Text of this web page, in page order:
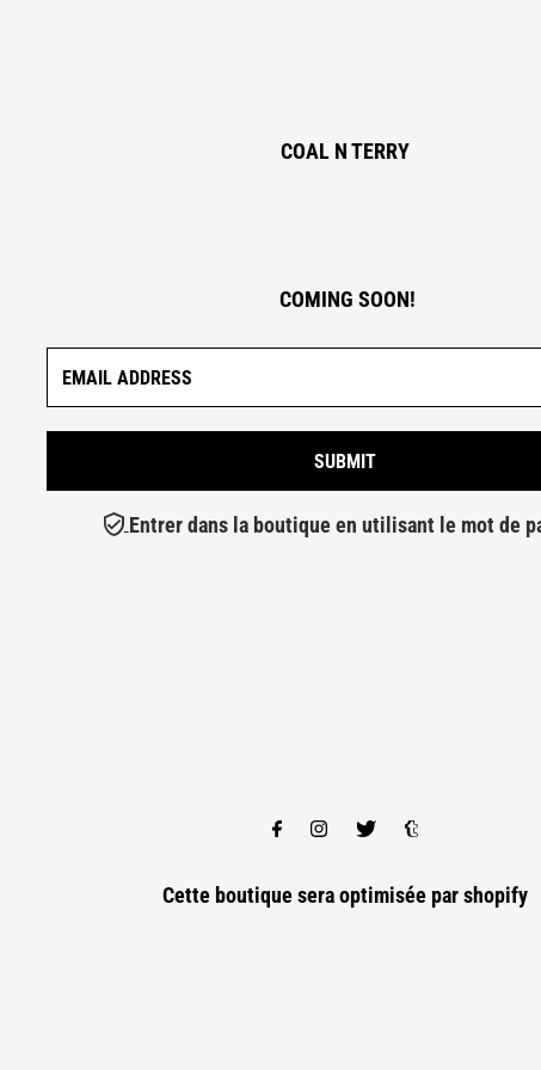
COAL N TERRY
COMING SOON!
Entrer dans la boutique en utilisant le mot de
Cette boutique sera optimisée parshopify